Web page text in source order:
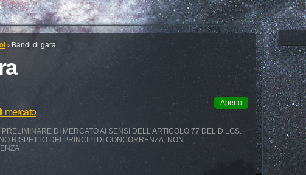
› Bandi di gara
Aperto
mercato
DI MERCATO AI SENSI DELL’ARTICOLO 77 DEL D.LGS.
RISPETTO DEI PRINCIPI DI CONCORRENZA, NON